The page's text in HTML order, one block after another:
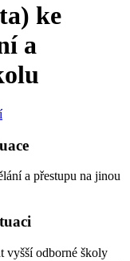
ke
a
a přestupu na jinou
vyšší odborné školy